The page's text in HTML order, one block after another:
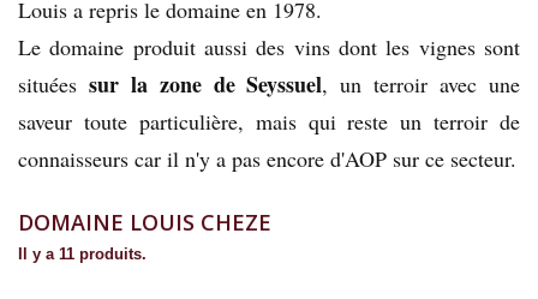
Louis a repris le domaine en 1978.
Le domaine produit aussi des vins dont les vignes sont
situées sur la zone de Seyssuel, un terroir avec une
saveur toute particulière, mais qui reste un terroir de
connaisseurs car il n'y a pas encore d'AOP sur ce secteur.
DOMAINE LOUIS CHEZE
Il y a 11 produits.